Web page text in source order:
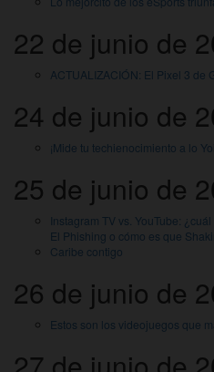
22 de junio de
ACTUALIZACIÓN: El Pixel 3 de
24 de junio de
¡Mide tu techienocimiento a lo
25 de junio de
Instagram TV vs. YouTube:
El Phishing o cómo es que
Caribe contigo
26 de junio de
Estos son los videojuegos que